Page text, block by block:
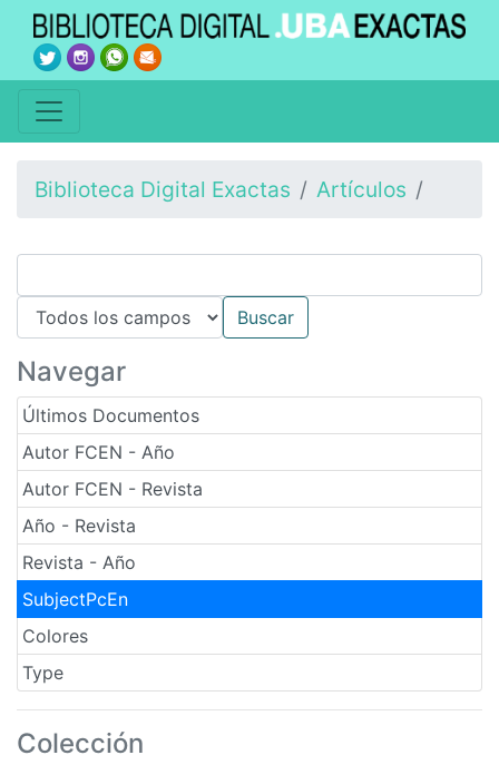
Biblioteca Digital Exactas Artículos
Navegar
Últimos Documentos
Autor FCEN - Año
Autor FCEN - Revista
Año - Revista
Revista - Año
SubjectPcEn
Colores
Type
Colección